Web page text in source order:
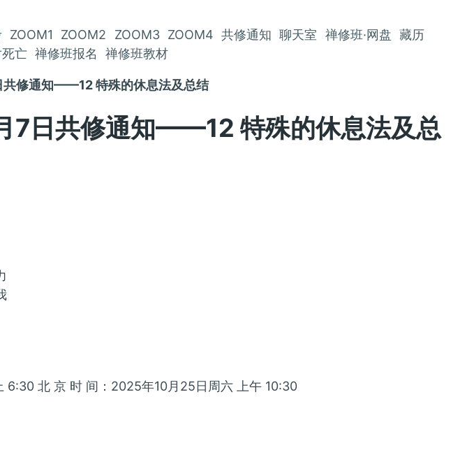
ZOOM1 ZOOM2 ZOOM3 ZOOM4 共修通知 聊天室 禅修班·网盘 藏历
亡 禅修班报名 禅修班教材
修通知——12 特殊的休息法及总结
7日共修通知——12 特殊的休息法及总
6:30 北 京 时 间：2025年10月25日周六 上午 10:30